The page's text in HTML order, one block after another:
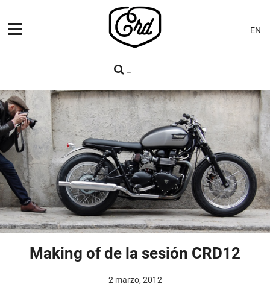
MÁQUINAS
PREMIERES
BLOG
CONTACTO
EN
Making of de la sesión CRD12
2 marzo, 2012